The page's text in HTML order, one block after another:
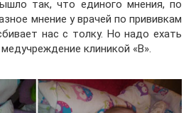
так, что единого мнения, по
мнение у врачей по прививкам
нас с толку. Но надо ехать
клиникой «В».